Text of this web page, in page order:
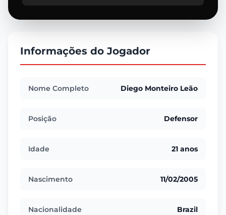
Informações do Jogador
Nome Completo Diego Monteiro Leão
Posição Defensor
Idade 21 anos
Nascimento 11/02/2005
Nacionalidade Brazil